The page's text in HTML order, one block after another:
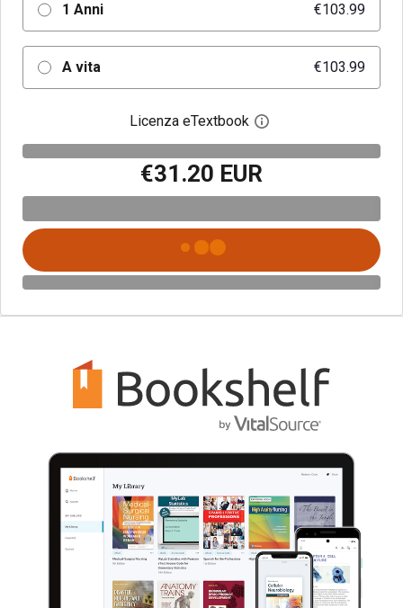
1 Anni €103.99
A vita €103.99
Licenza eTextbook Apri la finestra di
€31.20 EUR